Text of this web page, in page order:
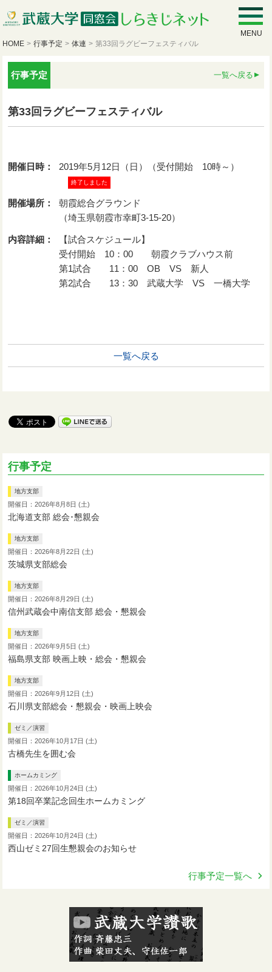
MENU
HOME > 行事予定 > 体連 > 第33回ラグビーフェスティバル
行事予定 一覧へ戻る
第33回ラグビーフェスティバル
開催日時： 2019年5月12日（日）（受付開始 10時～）
終了しました
開催場所：
朝霞総合グラウンド
（埼玉県朝霞市幸町3-15-20）
内容詳細：
【試合スケジュール】
受付開始 10：00 朝霞クラブハウス前
第1試合 11：00 OB VS 新人
第2試合 13：30 武蔵大学 VS 一橋大学
一覧へ戻る
行事予定
地方支部
開催日：2026年8月8日 (土)
北海道支部 総会･懇親会
地方支部
開催日：2026年8月22日 (土)
茨城県支部総会
地方支部
開催日：2026年8月29日 (土)
信州武蔵会中南信支部 総会・懇親会
地方支部
開催日：2026年9月5日 (土)
福島県支部 映画上映・総会・懇親会
地方支部
開催日：2026年9月12日 (土)
石川県支部総会・懇親会・映画上映会
ゼミ／演習
開催日：2026年10月17日 (土)
古橋先生を囲む会
ホームカミング
開催日：2026年10月24日 (土)
第18回卒業記念回生ホームカミング
ゼミ／演習
開催日：2026年10月24日 (土)
西山ゼミ27回生懇親会のお知らせ
行事予定一覧へ